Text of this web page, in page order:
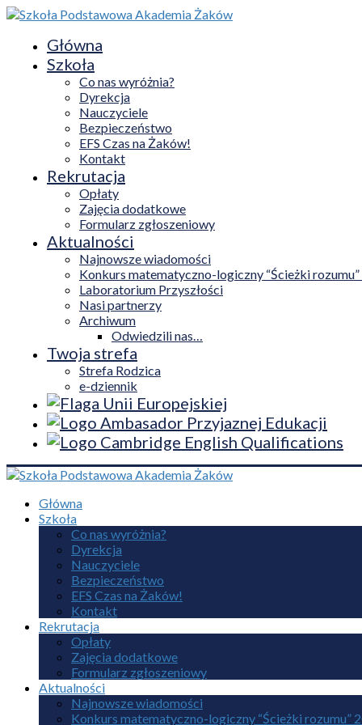
Główna
Szkoła
Co nas wyróżnia?
Dyrekcja
Nauczyciele
Bezpieczeństwo
EFS Czas na Żaków!
Kontakt
Rekrutacja
Opłaty
Zajęcia dodatkowe
Formularz zgłoszeniowy
Aktualności
Najnowsze wiadomości
Konkurs matematyczno-logiczny “Ścieżki
Laboratorium Przyszłości
Nasi partnerzy
Archiwum
Odwiedzili nas…
Twoja strefa
Strefa Rodzica
e-dziennik
Główna
Szkoła
Co nas wyróżnia?
Dyrekcja
Nauczyciele
Bezpieczeństwo
EFS Czas na Żaków!
Kontakt
Rekrutacja
Opłaty
Zajęcia dodatkowe
Formularz zgłoszeniowy
Aktualności
Najnowsze wiadomości
Konkurs matematyczno-logiczny “Ścieżki rozumu”